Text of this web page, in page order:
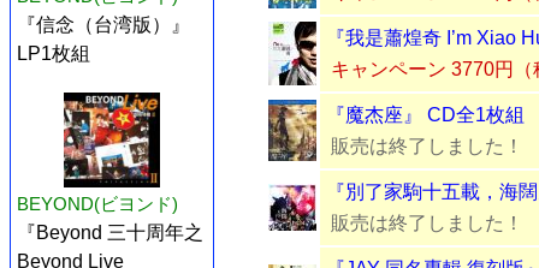
『信念（台湾版）』
LP1枚組
BEYOND(ビヨンド)
『Beyond 三十周年之
Beyond Live
『我是蕭煌奇 I’m Xiao
キャンペーン 3770円（
『魔杰座』 CD全1枚組
販売は終了しました！
『別了家駒十五載，海
販売は終了しました！